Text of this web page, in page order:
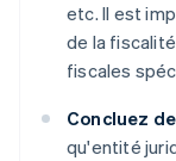
etc. Il est
de la
fiscales
Concluez
qu'entité